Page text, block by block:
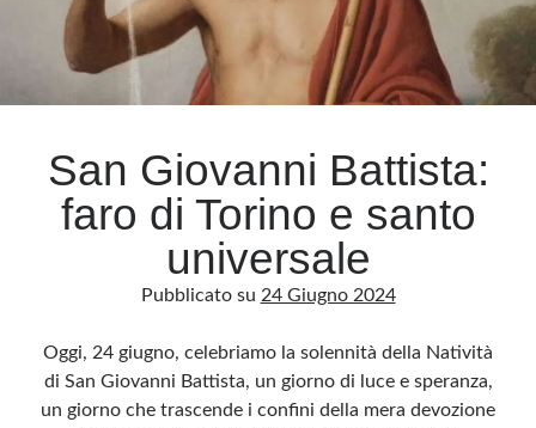
San Giovanni Battista:
faro di Torino e santo
universale
Pubblicato su 24 Giugno 2024
Oggi, 24 giugno, celebriamo la solennità della Natività
di San Giovanni Battista, un giorno di luce e speranza,
un giorno che trascende i confini della mera devozione